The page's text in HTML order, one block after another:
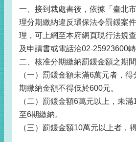
一、接到裁處書後，依據「臺北
理分期繳納違反環保法令罰鍰案
理，可上網至本府網頁現行法規
及申請書或電話洽02-25923600
二、核准分期繳納罰鍰金額之期
（一）罰鍰金額未滿6萬元者，
期繳納金額不得低於600元。
（二）罰鍰金額6萬元以上，未
至6期繳納。
（三）罰鍰金額10萬元以上者，